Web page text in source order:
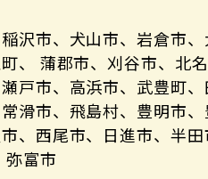
沢市、犬山市、岩倉市
、 蒲郡市、刈谷市、北
戸市、高浜市、武豊町
滑市、飛島村、豊明市
、西尾市、日進市、半
弥富市